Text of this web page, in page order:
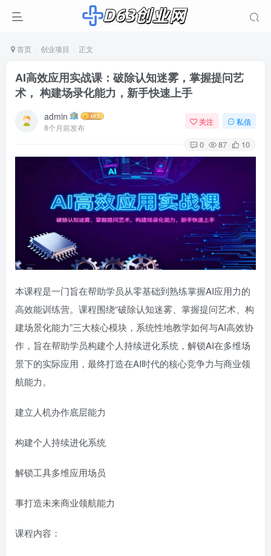
首页 创业项目 正文
AI高效应用实战课：破除认知迷雾，掌握提问艺
术， 构建场录化能力，新手快速上手
admin
8个月前发布
关注 私信
0 87 10
本课程是一门旨在帮助学员从零基础到熟练掌握AI应用力的
高效能训练营。课程围绕“破除认知迷雾、掌握提问艺术、构
建场景化能力”三大核心模块，系统性地教学如何与AI高效协
作，旨在帮助学员构建个人持续进化系统，解锁AI在多维场
景下的实际应用，最终打造在AI时代的核心竞争力与商业领
航能力。
建立人机办作底层能力
构建个人持续进化系统
解锁工具多维应用场员
事打造未来商业领航能力
课程内容：